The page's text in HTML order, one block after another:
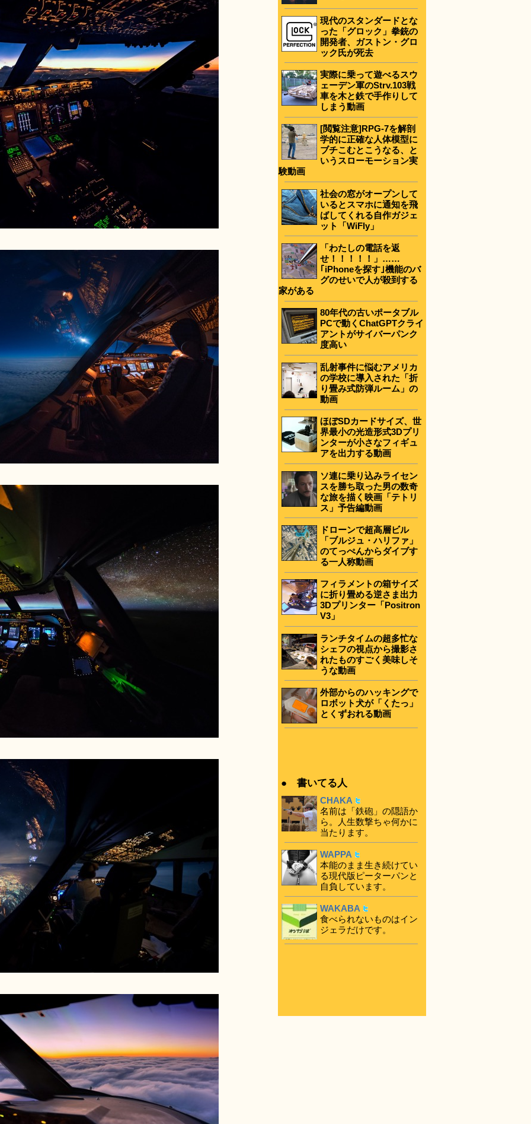
現代のスタンダードとな
った「グロック」拳銃の
開発者、ガストン・グロ
ック氏が死去
実際に乗って遊べるスウ
ェーデン軍のStrv.103戦
車を木と鉄で手作りして
しまう動画
[閲覧注意]RPG-7を解剖
学的に正確な人体模型に
ブチこむとこうなる、と
いうスローモーション実
験動画
社会の窓がオープンして
いるとスマホに通知を飛
ばしてくれる自作ガジェ
ット「WiFly」
「わたしの電話を返
せ！！！！！」……
｢iPhoneを探す｣機能のバ
グのせいで人が殺到する
家がある
80年代の古いポータブル
PCで動くChatGPTクライ
アントがサイバーパンク
度高い
乱射事件に悩むアメリカ
の学校に導入された「折
り畳み式防弾ルーム」の
動画
ほぼSDカードサイズ、世
界最小の光造形式3Dプリ
ンターが小さなフィギュ
アを出力する動画
ソ連に乗り込みライセン
スを勝ち取った男の数奇
な旅を描く映画「テトリ
ス」予告編動画
ドローンで超高層ビル
「ブルジュ・ハリファ」
のてっぺんからダイブす
る一人称動画
フィラメントの箱サイズ
に折り畳める逆さま出力
3Dプリンター「Positron
V3」
ランチタイムの超多忙な
シェフの視点から撮影さ
れたものすごく美味しそ
うな動画
外部からのハッキングで
ロボット犬が「くたっ」
とくずおれる動画
● 書いてる人
CHAKA
名前は「鉄砲」の隠語か
ら。人生数撃ちゃ何かに
当たります。
WAPPA
本能のまま生き続けてい
る現代版ピーターパンと
自負しています。
WAKABA
食べられないものはイン
ジェラだけです。